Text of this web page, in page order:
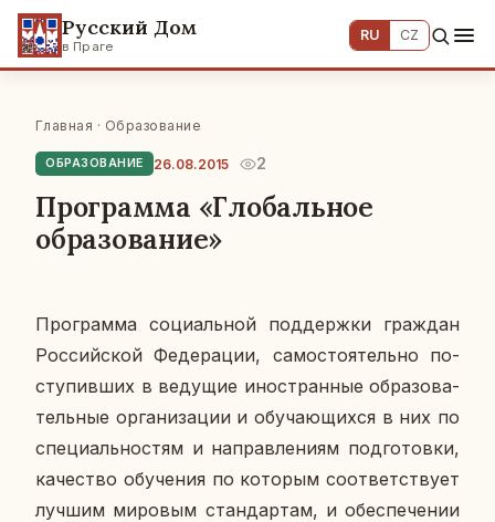
Русский Дом
в Праге
RU CZ
Главная · Образование
ОБРАЗОВАНИЕ 26.08.2015 2
Программа «Глобальное
образование»
Про­грам­ма со­ци­аль­ной под­держ­ки граж­дан
Рос­сий­ской Фе­де­ра­ции, са­мо­сто­я­тель­но по­
сту­пив­ших в ве­ду­щие ино­стран­ные об­ра­зо­ва­
тель­ные ор­га­ни­за­ции и обу­ча­ю­щих­ся в них по
спе­ци­аль­но­стям и на­прав­ле­ни­ям под­го­тов­ки,
ка­че­ство обу­че­ния по ко­то­рым со­от­вет­ству­ет
лучшим ми­ро­вым стан­дар­там, и обес­пе­че­нии